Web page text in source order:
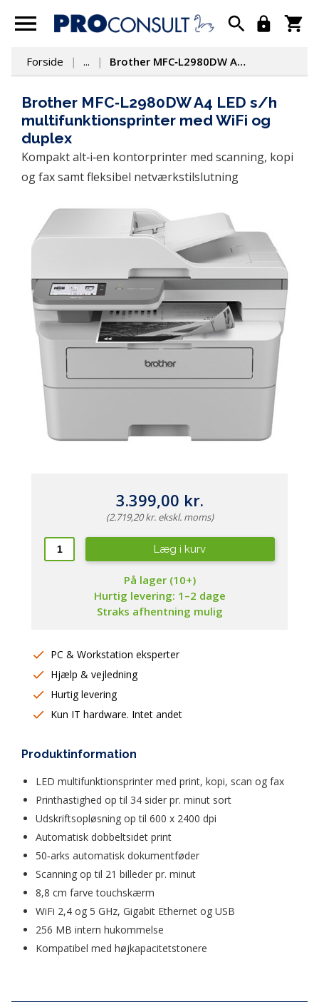
Forside ... Brother MFC‑L2980DW A4 LED s/h multifunktionsprinter med WiFi og duplex
Brother MFC‑L2980DW A4 LED s/h
multifunktionsprinter med WiFi og
duplex
Kompakt alt‑i‑en kontorprinter med scanning, kopi
og fax samt fleksibel netværkstilslutning
Produktinformation
LED multifunktionsprinter med print, kopi, scan og fax
Printhastighed op til 34 sider pr. minut sort
Udskriftsopløsning op til 600 x 2400 dpi
Automatisk dobbeltsidet print
50‑arks automatisk dokumentføder
Scanning op til 21 billeder pr. minut
8,8 cm farve touchskærm
WiFi 2,4 og 5 GHz, Gigabit Ethernet og USB
256 MB intern hukommelse
Kompatibel med højkapacitetstonere
3.399,00 kr.
(2.719,20 kr. ekskl. moms)
Læg i kurv
På lager (10+)
Hurtig levering: 1–2 dage
Straks afhentning mulig
PC & Workstation eksperter
Hjælp & vejledning
Hurtig levering
Kun IT hardware. Intet andet